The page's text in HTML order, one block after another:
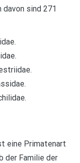
davon sind 271
eine Primatenart
der Familie der